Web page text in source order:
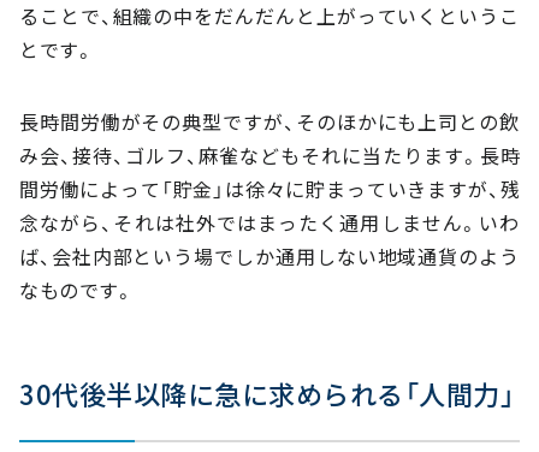
ることで、組織の中をだんだんと上がっていくというこ
とです。
長時間労働がその典型ですが、そのほかにも上司との飲
み会、接待、ゴルフ、麻雀などもそれに当たります。長時
間労働によって「貯金」は徐々に貯まっていきますが、残
念ながら、それは社外ではまったく通用しません。いわ
ば、会社内部という場でしか通用しない地域通貨のよう
なものです。
30代後半以降に急に求められる「人間力」